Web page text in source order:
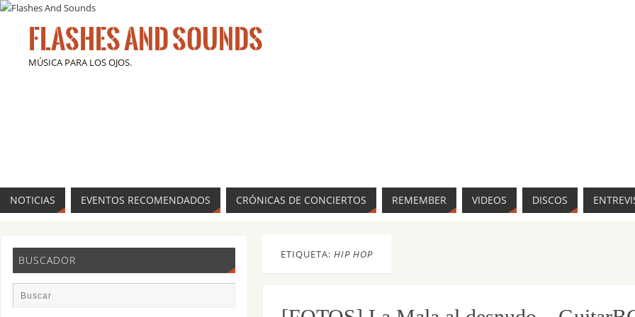
FLASHES AND SOUNDS
MÚSICA PARA LOS OJOS.
NOTICIAS EVENTOS RECOMENDADOS CRÓNICAS DE CONCIERTOS REMEMBER VIDEOS DISCOS
ETIQUETA: HIP HOP
BUSCADOR